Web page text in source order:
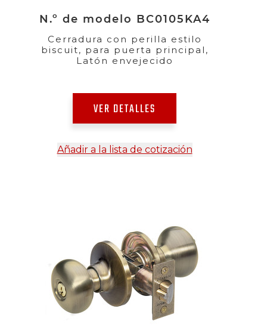
N.º de modelo BC0105KA4
Cerradura con perilla estilo
biscuit, para puerta principal,
Latón envejecido
VER DETALLES
Añadir a la lista de cotización